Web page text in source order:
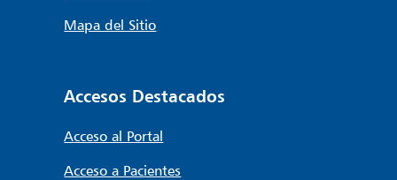
Mapa del Sitio
Accesos Destacados
Acceso al Portal
Acceso a Pacientes